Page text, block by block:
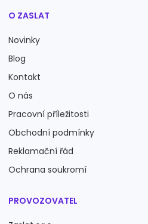
O ZASLAT
Novinky
Blog
Kontakt
O nás
Pracovní příležitosti
Obchodní podmínky
Reklamační řád
Ochrana soukromí
PROVOZOVATEL